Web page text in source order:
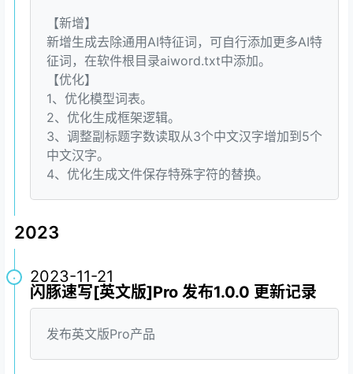
【新增】
新增生成去除通用AI特征词，可自行添加更多AI特
征词，在软件根目录aiword.txt中添加。
【优化】
1、优化模型词表。
2、优化生成框架逻辑。
3、调整副标题字数读取从3个中文汉字增加到5个
中文汉字。
4、优化生成文件保存特殊字符的替换。
2023
2023-11-21
·
闪豚速写[英文版]Pro 发布1.0.0 更新记录
发布英文版Pro产品